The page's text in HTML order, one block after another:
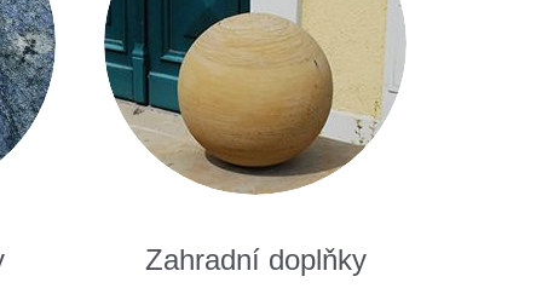
Zahradní doplňky